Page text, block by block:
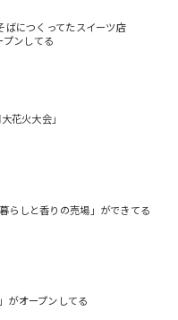
ばにつくってたスイーツ店
ンしてる
花火大会」
らしと香りの売場」ができてる
がオープンしてる